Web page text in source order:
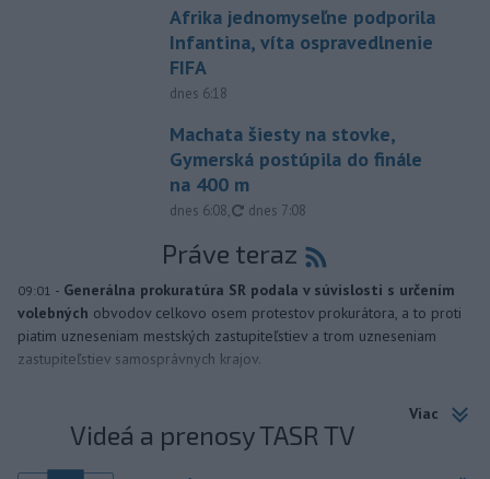
Afrika jednomyseľne podporila
Infantina, víta ospravedlnenie
FIFA
dnes 6:18
Machata šiesty na stovke,
Gymerská postúpila do finále
na 400 m
dnes 6:08, aktualizované
dnes 7:08
Práve teraz
09:01 - Generálna prokuratúra SR podala v súvislosti s určením
volebných obvodov celkovo osem protestov prokurátora, a to proti
piatim uzneseniam mestských zastupiteľstiev a trom uzneseniam
zastupiteľstiev samosprávnych krajov.
Viac
Videá a prenosy TASR TV